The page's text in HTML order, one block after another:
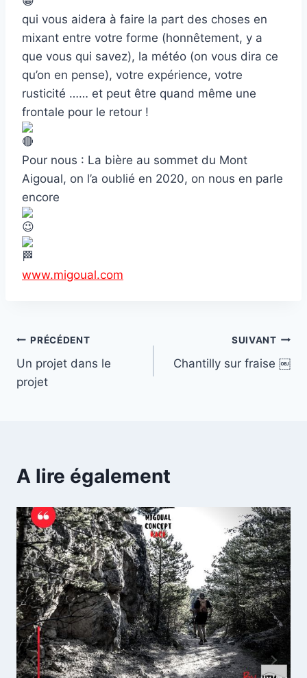
qui vous aidera à faire la part des choses en
mixant entre votre forme (honnêtement, y a
que vous qui savez), la météo (on vous dira ce
qu’on en pense), votre expérience, votre
rusticité …… et peut être quand même une
frontale pour le retour !
Pour nous : La bière au sommet du Mont
Aigoual, on l’a oublié en 2020, on nous en parle
encore
www.migoual.com
Navigation
de
PRÉCÉDENT
Un projet dans le
projet
SUIVANT
Chantilly sur fraise ￼
A lire également